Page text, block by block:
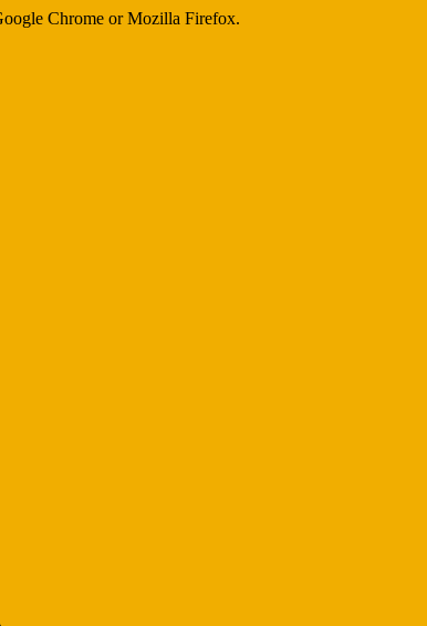
Chrome or Mozilla Firefox.